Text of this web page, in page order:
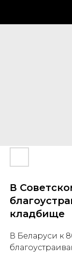
В
кладбище
В Беларуси к